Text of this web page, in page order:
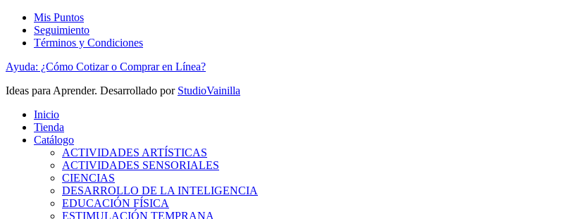
Mis Puntos
Seguimiento
Términos y Condiciones
Ayuda: ¿Cómo Cotizar o Comprar en Línea?
Ideas para Aprender. Desarrollado por StudioVainilla
Inicio
Tienda
Catálogo
ACTIVIDADES ARTÍSTICAS
ACTIVIDADES SENSORIALES
CIENCIAS
DESARROLLO DE LA INTELIGENCIA
EDUCACIÓN FÍSICA
ESTIMULACIÓN TEMPRANA